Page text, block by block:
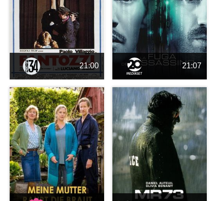
21:00 21:07